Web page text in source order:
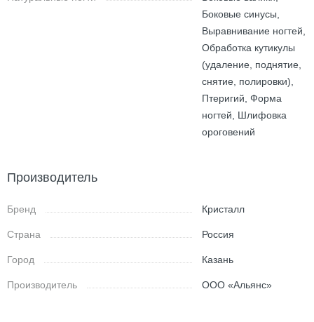
Боковые синусы,
Выравнивание ногтей,
Обработка кутикулы
(удаление, поднятие,
снятие, полировки),
Птеригий, Форма
ногтей, Шлифовка
ороговений
Производитель
Бренд Кристалл
Страна Россия
Город Казань
Производитель ООО «Альянс»